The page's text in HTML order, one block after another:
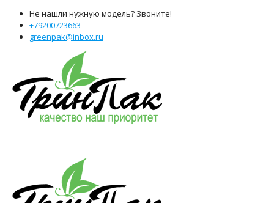
Не нашли нужную модель? Звоните!
+79200723663
greenpak@inbox.ru